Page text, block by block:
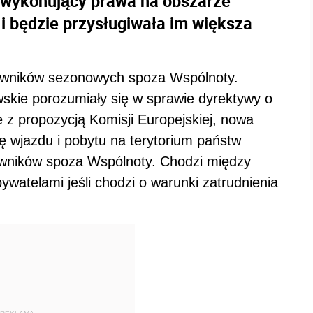
przysługiwała im większa
sezonowych spoza Wspólnoty.
porozumiały się w sprawie dyrektywy o
propozycją Komisji Europejskiej, nowa
wjazdu i pobytu na terytorium państw
spoza Wspólnoty. Chodzi między
jeśli chodzi o warunki zatrudnienia